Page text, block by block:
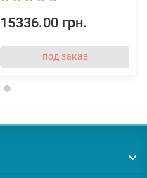
15336.00 грн.
под заказ